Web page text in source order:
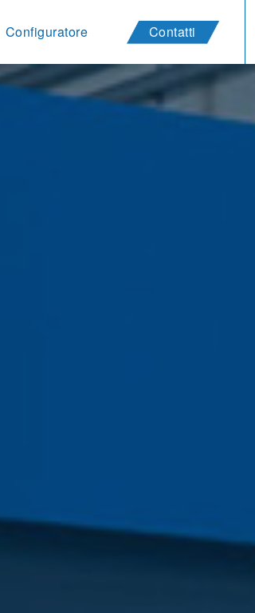
Configuratore Contatti